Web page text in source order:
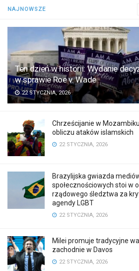
NAJNOWSZE
Ten dzień w historii: Wydanie
w sprawie Roe v. Wade
22 STYCZNIA, 2026
Chrześcijanie w
obliczu ataków islamskich
22 STYCZNIA, 2026
Brazylijska gwiazda
społecznościowych stoi w
rządowego śledztwa za
agendy LGBT
22 STYCZNIA, 2026
Milei promuje tradycyjne
zachodnie w Davos
22 STYCZNIA, 2026